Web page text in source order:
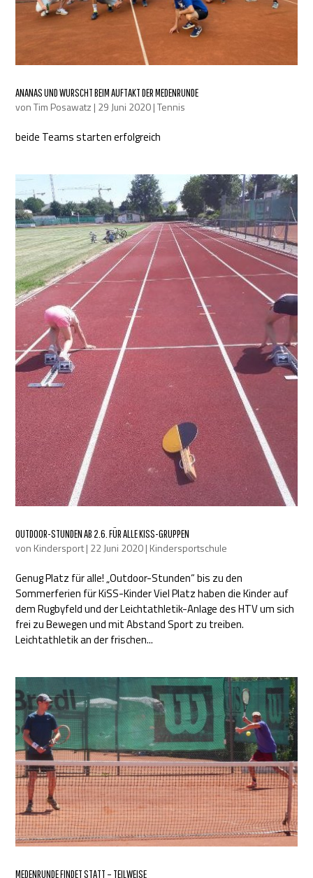
ANANAS UND WURSCHT BEIM AUFTAKT DER MEDENRUNDE
vonTim Posawatz | 29 Juni 2020|Tennis
beide Teams starten erfolgreich
OUTDOOR-STUNDEN AB 2.6. FÜR ALLE KISS-GRUPPEN
von Kindersport| 22 Juni 2020| Kindersportschule
Genug Platz für alle! „Outdoor-Stunden“ bis zu den
Sommerferien für KiSS-Kinder Viel Platz haben die Kinder auf
dem Rugbyfeld und der Leichtathletik-Anlage des HTV um sich
frei zu Bewegen und mit Abstand Sport zu treiben.
Leichtathletik an der frischen...
MEDENRUNDE FINDET STATT – TEILWEISE